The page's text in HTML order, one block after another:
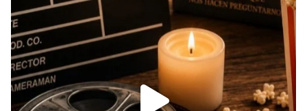
www.vaticannews.va/es/iglesia/news/2026-
07/carmina-historia-depresion-papa-viaje-
espana-testimoni...
Foto
View on Facebook · Share